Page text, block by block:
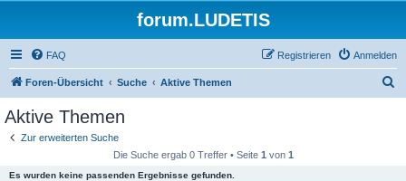
forum.LUDETIS
FAQ Anmelden
Registrieren
Foren-Übersicht Suche Aktive Themen
Aktive Themen
Zur erweiterten Suche
Die Suche ergab 0 Treffer • Seite 1 von 1
Es wurden keine passenden Ergebnisse gefunden.